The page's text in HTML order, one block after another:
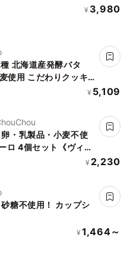
¥ 3,980
北海道産発酵バタ
使用 こだわりクッキ
¥ 5,109
・乳製品・小麦不使
ロ 4個セット《ヴィー
グルテンフリー》《ア
¥ 2,230
糖不使用！ カップシ
¥ 1,464～